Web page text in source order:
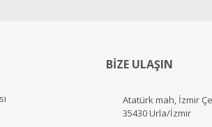
BİZE ULAŞIN
Atatürk mah, İzmir
35430 Urla/İzmir